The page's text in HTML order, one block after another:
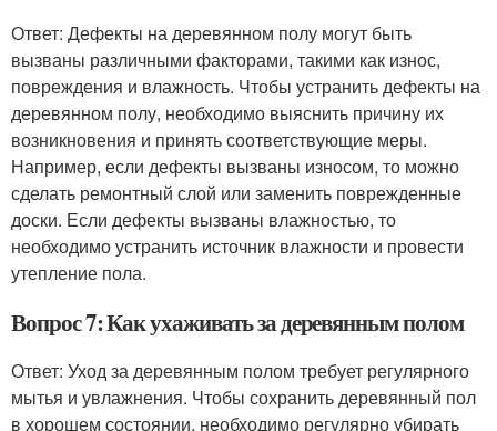
Ответ: Дефекты на деревянном полу могут быть
вызваны различными факторами, такими как износ,
повреждения и влажность. Чтобы устранить дефекты на
деревянном полу, необходимо выяснить причину их
возникновения и принять соответствующие меры.
Например, если дефекты вызваны износом, то можно
сделать ремонтный слой или заменить поврежденные
доски. Если дефекты вызваны влажностью, то
необходимо устранить источник влажности и провести
утепление пола.
Вопрос 7: Как ухаживать за деревянным полом
Ответ: Уход за деревянным полом требует регулярного
мытья и увлажнения. Чтобы сохранить деревянный пол
в хорошем состоянии, необходимо регулярно убирать